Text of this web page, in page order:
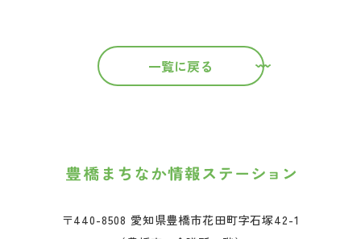
一覧に戻る
〒440-8508 愛知県豊橋市花田町字石塚42-1